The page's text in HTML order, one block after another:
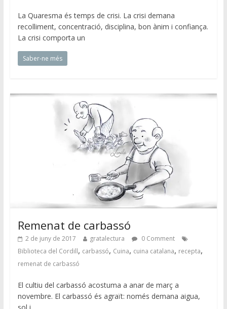
La Quaresma és temps de crisi. La crisi demana
recolliment, concentració, disciplina, bon ànim i confiança.
La crisi comporta un
Saber-ne més
Remenat de carbassó
2 de juny de 2017 gratalectura
0 Comment
Biblioteca del Cordill, carbassó, Cuina, cuina catalana, recepta,
remenat de carbassó
El cultiu del carbassó acostuma a anar de març a
novembre. El carbassó és agraït: només demana aigua,